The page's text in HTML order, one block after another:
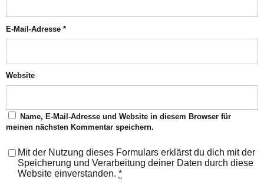
E-Mail-Adresse *
Website
Name, E-Mail-Adresse und Website in diesem Browser für
meinen nächsten Kommentar speichern.
Mit der Nutzung dieses Formulars erklärst du dich mit der
Speicherung und Verarbeitung deiner Daten durch diese
Website einverstanden. *